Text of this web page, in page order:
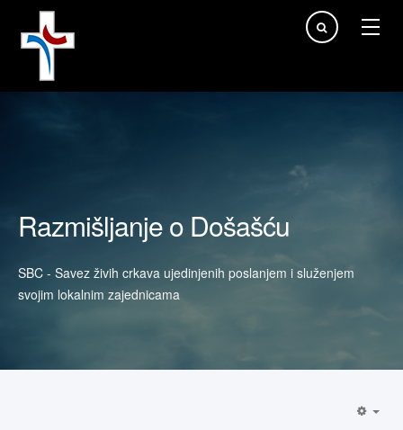
Traži...
Razmišljanje o Došašću
SBC - Savez živih crkava ujedinjenih poslanjem i služenjem
svojim lokalnim zajednicama